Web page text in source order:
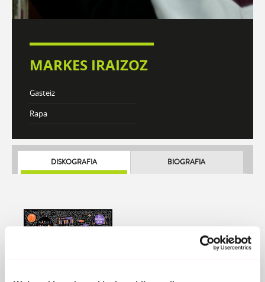
MARKES IRAIZOZ
Gasteiz
Rapa
DISKOGRAFIA BIOGRAFIA